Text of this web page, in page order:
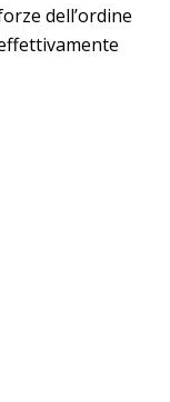
dell’ordine